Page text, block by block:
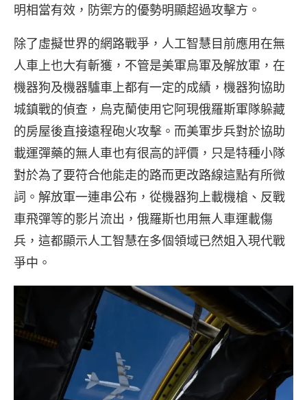
明相當有效，防禦方的優勢明顯超過攻擊方。
除了虛擬世界的網路戰爭，人工智慧目前應用在無
人車上也大有斬獲，不管是美軍烏軍及解放軍，在
機器狗及機器驢車上都有一定的成績，機器狗協助
城鎮戰的偵查，烏克蘭使用它阿現俄羅斯軍隊躲藏
的房屋後直接遠程砲火攻擊。而美軍步兵對於協助
載運彈藥的無人車也有很高的評價，只是特種小隊
對於為了要符合他能走的路而更改路線這點有所微
詞。解放軍一連串公布，從機器狗上載機槍、反戰
車飛彈等的影片流出，俄羅斯也用無人車運載傷
兵，這都顯示人工智慧在多個領域已然姐入現代戰
爭中。